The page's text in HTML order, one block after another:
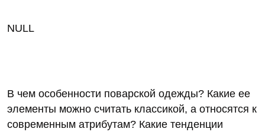
NULL
В чем особенности поварской одежды? Какие ее
элементы можно считать классикой, а относятся к
современным атрибутам? Какие тенденции